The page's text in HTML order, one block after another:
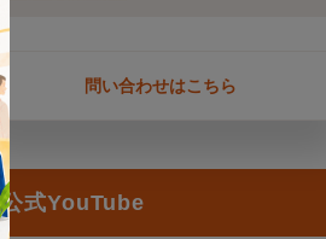
問い合わせはこちら
公式YouTube